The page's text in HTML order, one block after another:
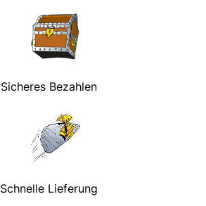
Sicheres Bezahlen
Schnelle Lieferung